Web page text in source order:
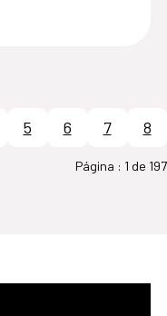
5 6 7
8
Página : 1 de 197